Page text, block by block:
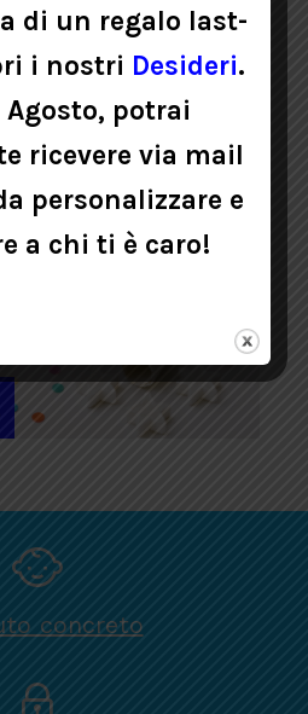
concreto
di un regalo last-
i nostri Desideri.
potrai
ricevere via mail
personalizzare e
a chi ti è caro!